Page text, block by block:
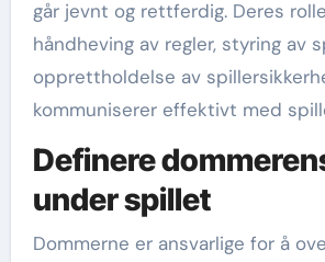
går jevnt og rettferdig. Deres
håndheving av regler, styring av
opprettholdelse av
kommuniserer effektivt med
Definere
under spillet
Dommerne er ansvarlige for å